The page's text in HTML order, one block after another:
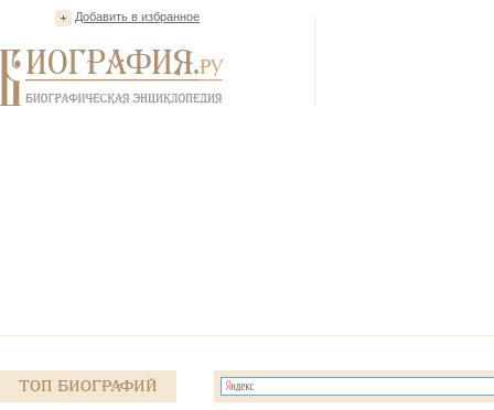
Добавить в избранное
Топ Биографий